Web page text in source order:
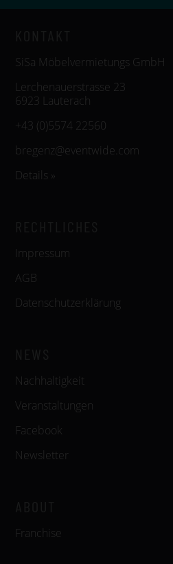
SiSa Möbelvermietungs GmbH
Lerchenauerstrasse 23
6923 Lauterach
+43 (0)5574 22560
bregenz@eventwide.com
Details »
Impressum
AGB
Datenschutzerklärung
Nachhaltigkeit
Veranstaltungen
Facebook
Newsletter
Franchise